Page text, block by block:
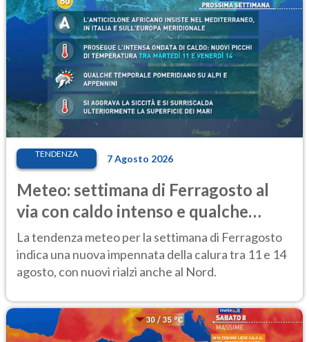
TENDENZA 7 Agosto 2026
Meteo: settimana di Ferragosto al
via con caldo intenso e qualche
temporale
La tendenza meteo per la settimana di Ferragosto
indica una nuova impennata della calura tra 11 e 14
agosto, con nuovi rialzi anche al Nord.